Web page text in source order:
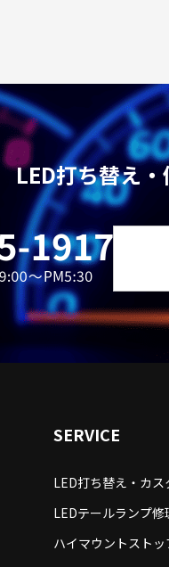
LED打ち替え
SERVICE
LED打ち替え・カス
LEDテールランプ修
ハイマウントスト